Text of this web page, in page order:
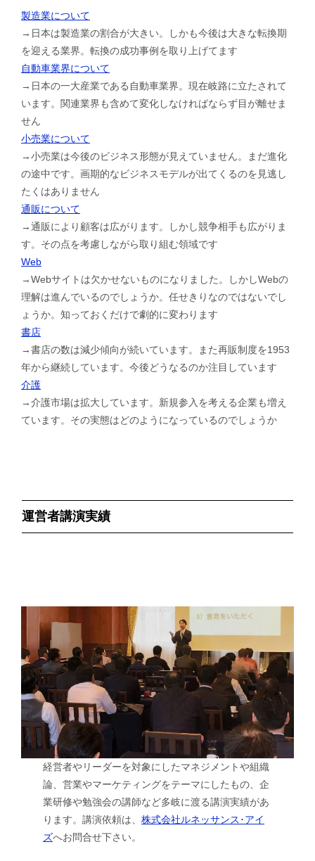
製造業について
→日本は製造業の割合が大きい。しかも今後は大きな転換期
を迎える業界。転換の成功事例を取り上げてます
自動車業界について
→日本の一大産業である自動車業界。現在岐路に立たされて
います。関連業界も含めて変化しなければならず目が離せま
せん
小売業について
→小売業は今後のビジネス形態が見えていません。まだ進化
の途中です。画期的なビジネスモデルが出てくるのを見逃し
たくはありません
通販について
→通販により顧客は広がります。しかし競争相手も広がりま
す。その点を考慮しながら取り組む領域です
Web
→Webサイトは欠かせないものになりました。しかしWebの
理解は進んでいるのでしょうか。任せきりなのではないでし
ょうか。知っておくだけで劇的に変わります
書店
→書店の数は減少傾向が続いています。また再販制度を1953
年から継続しています。今後どうなるのか注目しています
介護
→介護市場は拡大しています。新規参入を考える企業も増え
ています。その実態はどのようになっているのでしょうか
運営者講演実績
経営者やリーダーを対象にしたマネジメントや組織
論、営業やマーケティングをテーマにしたもの、企
業研修や勉強会の講師など多岐に渡る講演実績があ
ります。講演依頼は、株式会社ルネッサンス･アイ
ズへお問合せ下さい。